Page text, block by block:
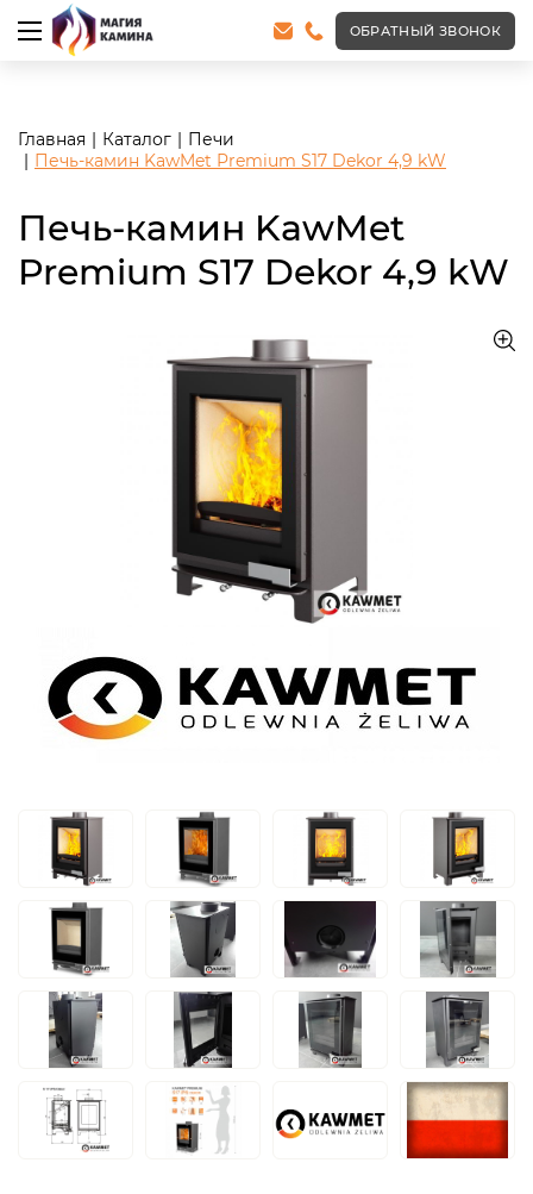
<meta name="robots" content="noindex, follow"/>
ОБРАТНЫЙ ЗВОНОК
Главная Каталог
Печи
Печь-камин KawMet Premium S17 Dekor 4,9 kW
Печь-камин KawMet
Premium S17 Dekor 4,9 kW